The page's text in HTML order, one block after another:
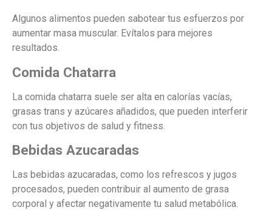
Algunos alimentos pueden sabotear tus esfuerzos por
aumentar masa muscular. Evítalos para mejores
resultados.
Comida Chatarra
La comida chatarra suele ser alta en calorías vacías,
grasas trans y azúcares añadidos, que pueden interferir
con tus objetivos de salud y fitness.
Bebidas Azucaradas
Las bebidas azucaradas, como los refrescos y jugos
procesados, pueden contribuir al aumento de grasa
corporal y afectar negativamente tu salud metabólica.